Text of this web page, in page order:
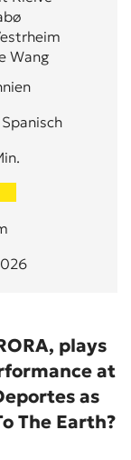
Wang
plays
at
as
The Earth?